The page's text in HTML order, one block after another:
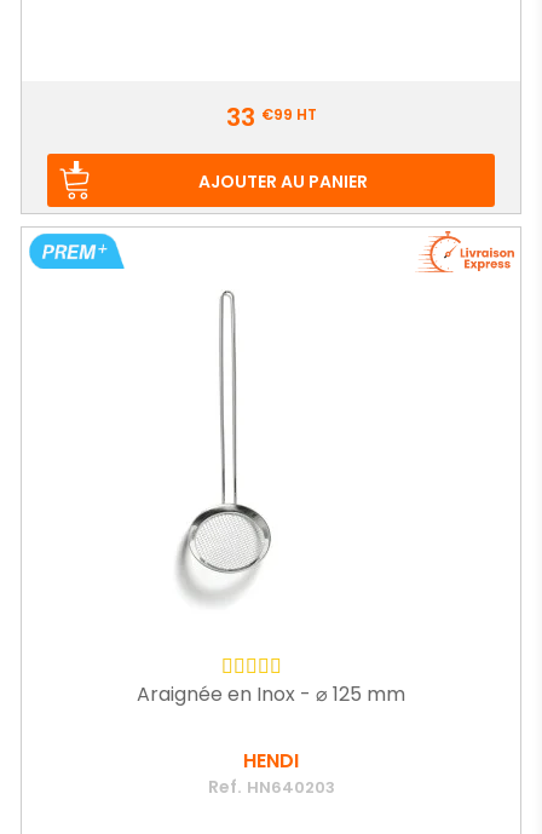
33 €99 HT
AJOUTER AU PANIER
Araignée en Inox - ⌀ 125 mm
HENDI
Ref. HN640203